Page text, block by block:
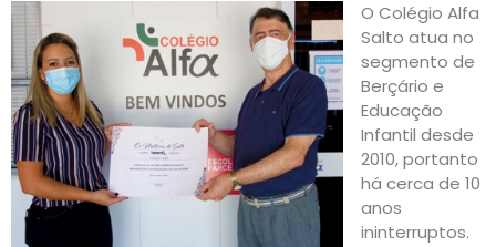
O Colégio Alfa
Salto atua no
segmento de
Berçário e
Educação
Infantil desde
2010, portanto
há cerca de 10
anos
ininterruptos.